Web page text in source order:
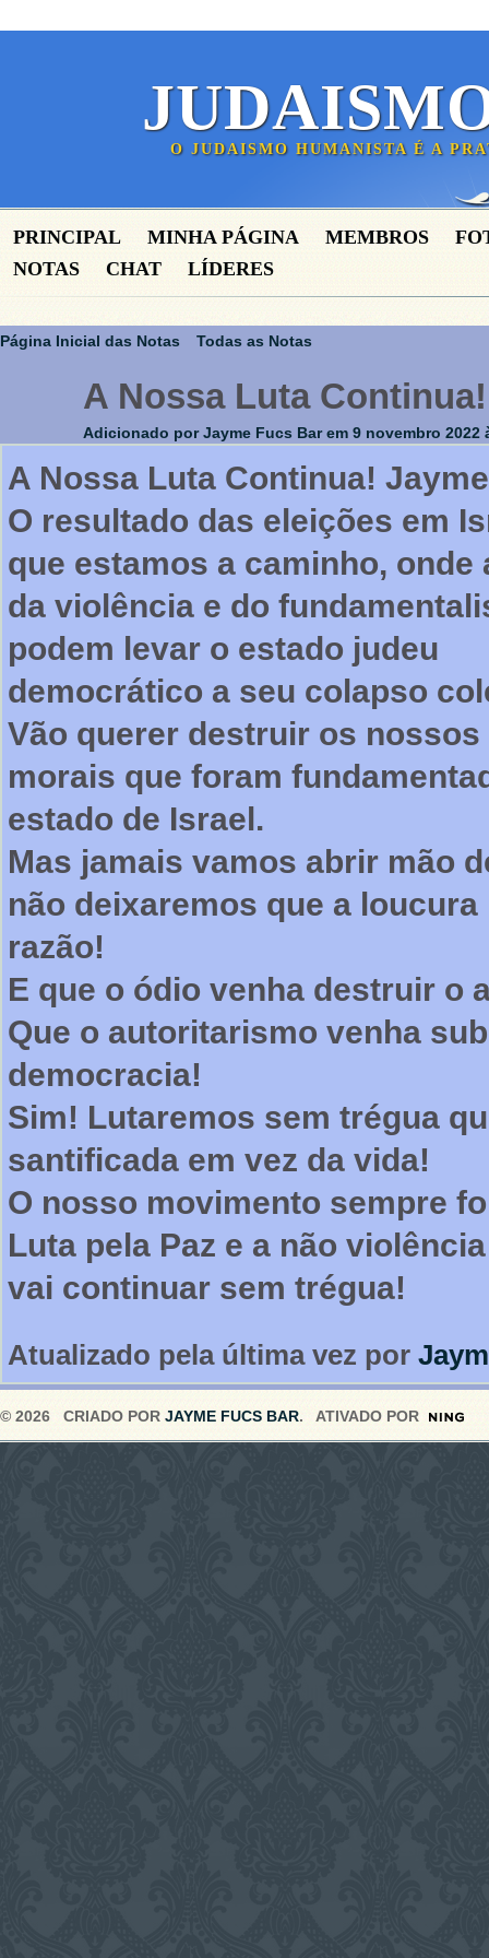
O JUDAISMO HUMANISTA É A
PRINCIPAL MINHA PÁGINA MEMBROS
NOTAS
CHAT LÍDERES
Página Inicial das Notas Todas as Notas
A Nossa Luta Continua!
Adicionado porJayme Fucs Barem 9 novembro 2022
A Nossa Luta Continua!
O resultado das eleições em
que estamos a caminho,
da violência e do
podem levar o estado judeu
democrático a seu colapso
Vão querer destruir os
morais que foram
estado de Israel.
Mas jamais vamos abrir mão
não deixaremos que a
razão!
E que o ódio venha destruir o
Que o autoritarismo venha
democracia!
Sim! Lutaremos sem trégua
santificada em vez da vida!
O nosso movimento sempre
Luta pela Paz e a não
vai continuar sem trégua!
Atualizado pela última vez por
© 2026 CRIADO POR JAYME FUCS BAR. ATIVADO POR